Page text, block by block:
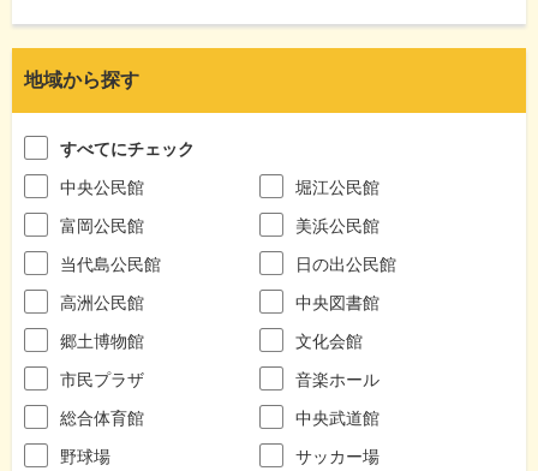
地域から探す
すべてにチェック
中央公民館
堀江公民館
富岡公民館
美浜公民館
当代島公民館
日の出公民館
高洲公民館
中央図書館
郷土博物館
文化会館
市民プラザ
音楽ホール
総合体育館
中央武道館
野球場
サッカー場